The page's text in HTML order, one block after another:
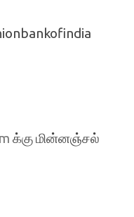
க்கு மின்னஞ்சல்